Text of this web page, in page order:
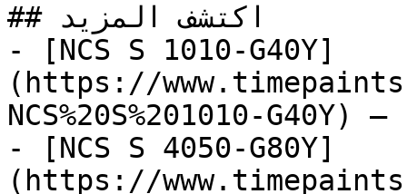
## اكتشف المزيد
- [NCS S 1010-G40Y]
(https://
NCS%20S%201010-G40Y)
- [NCS S 4050-G80Y]
(https://